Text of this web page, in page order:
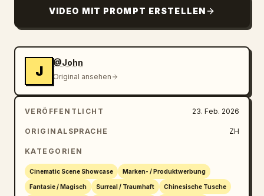
Kameraposition: Extreme Nahaufnahme des
Gesichts, Fokus zieht schnell zurück. Aktion:
kalt in die Kamera und schnippt scharf mit
den Fingern. Effekt: In dem Moment, in dem
die Finger schnippen, fällt ihr blau-weißes
Porzellankleid nicht, sondern explodiert
sofort in Tausende von extrem
fotorealistischen Tusche-Schwalben. Diese
Tuscheflecken, ziehen schwarze flüssige
Nachbilder in der Luft und wirbeln frenetisch
um sie herum. [00:10-00:15] Einstellung 3:
VIDEO MIT PROMPT ERSTELLEN
J
@John
Original ansehen
VERÖFFENTLICHT 23. Feb. 2026
ORIGINALSPRACHE ZH
KATEGORIEN
Cinematic Scene Showcase Marken- / Produktwerbung
Fantasie / Magisch Surreal / Traumhaft Chinesische Tusche